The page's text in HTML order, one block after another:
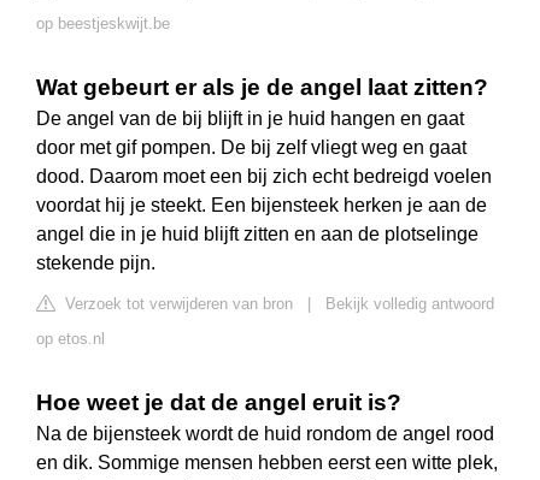
op beestjeskwijt.be
Wat gebeurt er als je de angel laat zitten?
De angel van de bij blijft in je huid hangen en gaat
door met gif pompen. De bij zelf vliegt weg en gaat
dood. Daarom moet een bij zich echt bedreigd voelen
voordat hij je steekt. Een bijensteek herken je aan de
angel die in je huid blijft zitten en aan de plotselinge
stekende pijn.
Verzoek tot verwijderen van bron
Bekijk volledig antwoord
op etos.nl
Hoe weet je dat de angel eruit is?
Na de bijensteek wordt de huid rondom de angel rood
en dik. Sommige mensen hebben eerst een witte plek,